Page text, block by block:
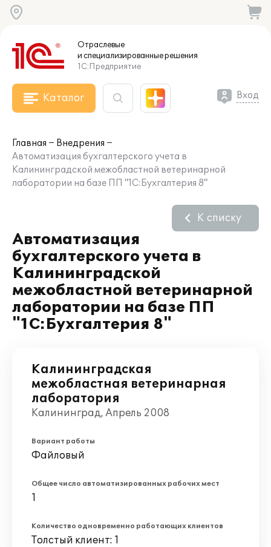
Отраслевые
и специализированныерешения
1С:Предприятие
Каталог Вход
Главная
Внедрения
Автоматизация бухгалтерского учета в
Калининградской межобластной ветеринарной
лаборатории на базе ПП "1С:Бухгалтерия 8"
Автоматизация
бухгалтерского учета в
Калининградской
межобластной ветеринарной
лаборатории на базе ПП
"1С:Бухгалтерия 8"
К списку
Калининградская
межобластная ветеринарная
лаборатория
Калининград, Апрель 2008
Вариант работы
Файловый
Общее число автоматизированных рабочих мест
1
Количество одновременно работающих клиентов
Толстый клиент: 1